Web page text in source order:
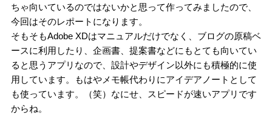
ちゃ向いているのではないかと思って作ってみましたので、
今回はそのレポートになります。
そもそもAdobe XDはマニュアルだけでなく、ブログの原稿ベ
ースに利用したり、企画書、提案書などにもとても向いてい
ると思うアプリなので、設計やデザイン以外にも積極的に使
用しています。もはやメモ帳代わりにアイデアノートとして
も使っています。（笑）なにせ、スピードが速いアプリです
からね。